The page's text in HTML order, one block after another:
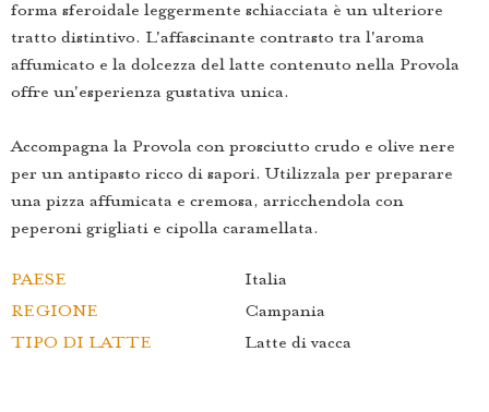
forma sferoidale leggermente schiacciata è un ulteriore
tratto distintivo. L'affascinante contrasto tra l'aroma
affumicato e la dolcezza del latte contenuto nella Provola
offre un'esperienza gustativa unica.
Accompagna la Provola con prosciutto crudo e olive nere
per un antipasto ricco di sapori. Utilizzala per preparare
una pizza affumicata e cremosa, arricchendola con
peperoni grigliati e cipolla caramellata.
PAESE
Italia
REGIONE
Campania
TIPO DI LATTE
Latte di vacca